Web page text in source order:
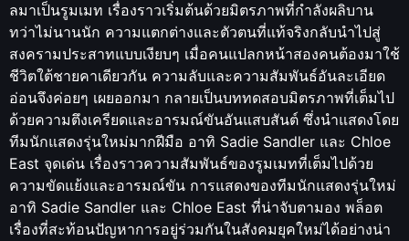
ลมาเป็นรูมเมท เรื่องราวเริ่มต้นด้วยมิตรภาพที่กำลังผลิบาน
ทว่าไม่นานนัก ความแตกต่างและตัวตนที่แท้จริงกลับนำไปสู่
สงครามประสาทแบบเงียบๆ เมื่อคนแปลกหน้าสองคนต้องมาใช้
ชีวิตใต้ชายคาเดียวกัน ความลับและความสัมพันธ์อันละเอียด
อ่อนจึงค่อยๆ เผยออกมา กลายเป็นบททดสอบมิตรภาพที่เต็มไป
ด้วยความตึงเครียดและอารมณ์ขันอันแสบสันต์ ซึ่งนำแสดงโดย
ทีมนักแสดงรุ่นใหม่มากฝีมือ อาทิ Sadie Sandler และ Chloe
East จุดเด่น เรื่องราวความสัมพันธ์ของรูมเมทที่เต็มไปด้วย
ความขัดแย้งและอารมณ์ขัน การแสดงของทีมนักแสดงรุ่นใหม่
อาทิ Sadie Sandler และ Chloe East ที่น่าจับตามอง พล็อต
เรื่องที่สะท้อนปัญหาการอยู่ร่วมกันในสังคมยุคใหม่ได้อย่างน่า